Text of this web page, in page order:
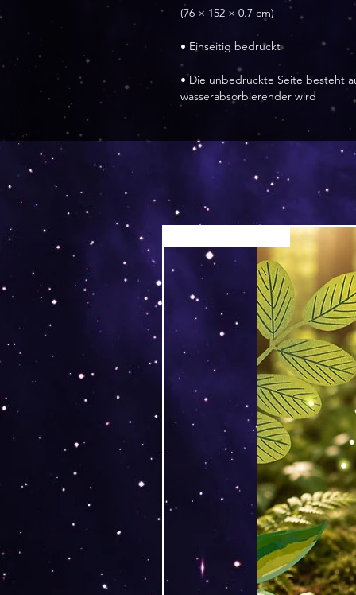
(76 × 152 × 0.7 cm)
• Einseitig bedruckt
• Die unbedruckte Seite besteht
wasserabsorbierender wird